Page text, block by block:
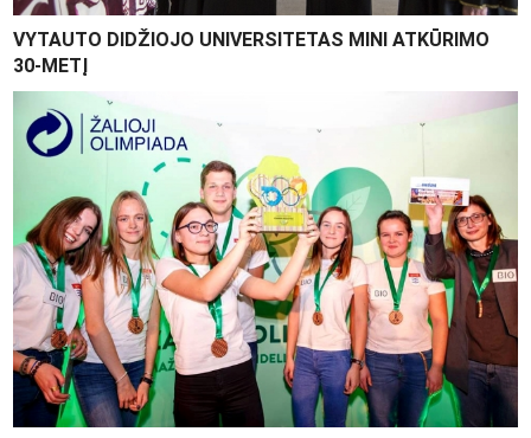
VYTAUTO DIDŽIOJO UNIVERSITETAS MINI ATKŪRIMO
30-METĮ